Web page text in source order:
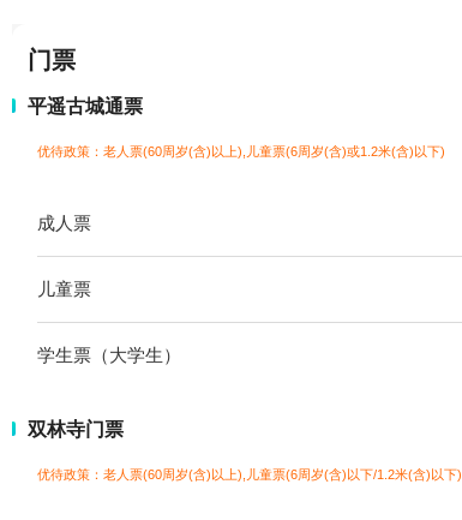
门票
平遥古城通票
优待政策：老人票(60周岁(含)以上),儿童票(6周岁(含)或1.2米(含)以下)
成人票
儿童票
学生票（大学生）
双林寺门票
优待政策：老人票(60周岁(含)以上),儿童票(6周岁(含)以下/1.2米(含)以下)